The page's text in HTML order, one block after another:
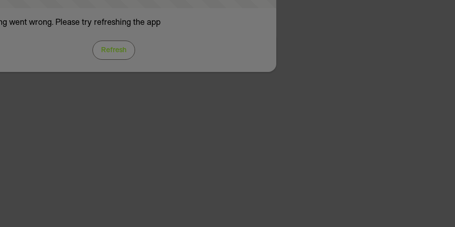
went wrong. Please try refreshing the app
Refresh